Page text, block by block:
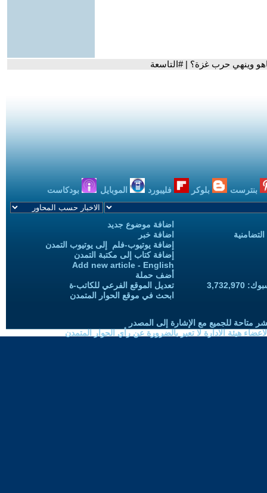
وينهي حرب غزة؟ | #التاسعة
بنترست بلوكر فليبورد الموبايل بودكاست
اضافة موضوع جديد
اضافة خبر
إضافة يوتيوب-فلم إلى يوتيوب التمدن
إضافة كتاب إلى مكتبة التمدن
Add new article - English
أضف حملة
تعديل الموقع الفرعي للكاتب-ة
ابحث في موقع الحوار المتمدن
متاحة للجميع مع الإشارة إلى المصدر
هيئة الادارة لا تعبر بالضرورة عن رأي الحوار المتمدن